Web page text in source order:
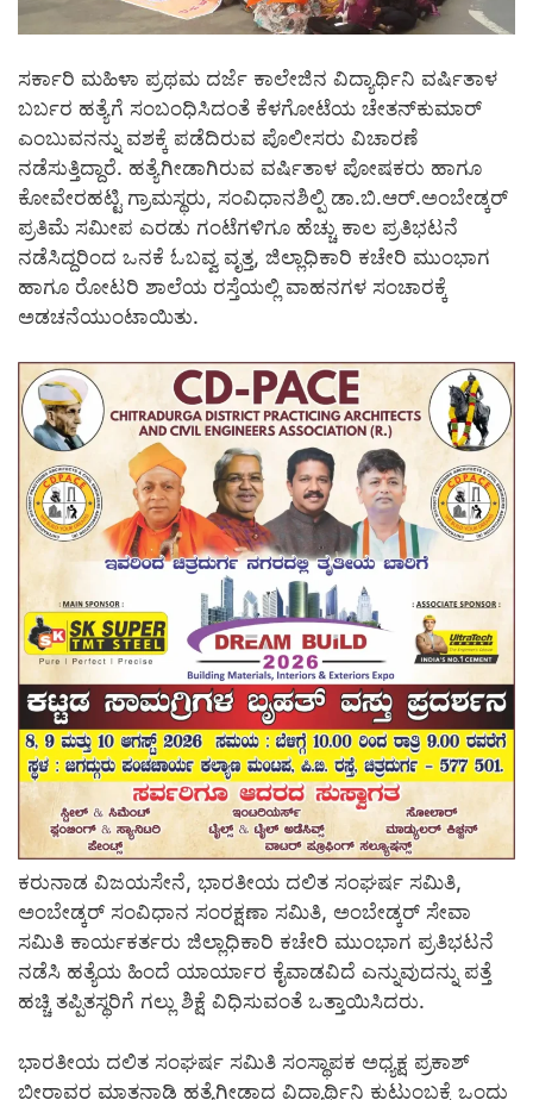
ಸರ್ಕಾರಿ ಮಹಿಳಾ ಪ್ರಥಮ ದರ್ಜೆ ಕಾಲೇಜಿನ ವಿದ್ಯಾರ್ಥಿನಿ ವರ್ಷಿತಾಳ
ಬರ್ಬರ ಹತ್ಯೆಗೆ ಸಂಬಂಧಿಸಿದಂತೆ ಕೆಳಗೋಟೆಯ ಚೇತನ್‍ಕುಮಾರ್
ಎಂಬುವನನ್ನು ವಶಕ್ಕೆ ಪಡೆದಿರುವ ಪೊಲೀಸರು ವಿಚಾರಣೆ
ನಡೆಸುತ್ತಿದ್ದಾರೆ. ಹತ್ಯೆಗೀಡಾಗಿರುವ ವರ್ಷಿತಾಳ ಪೋಷಕರು ಹಾಗೂ
ಕೋವೇರಹಟ್ಟಿ ಗ್ರಾಮಸ್ಥರು, ಸಂವಿಧಾನಶಿಲ್ಪಿ ಡಾ.ಬಿ.ಆರ್.ಅಂಬೇಡ್ಕರ್
ಪ್ರತಿಮೆ ಸಮೀಪ ಎರಡು ಗಂಟೆಗಳಿಗೂ ಹೆಚ್ಚು ಕಾಲ ಪ್ರತಿಭಟನೆ
ನಡೆಸಿದ್ದರಿಂದ ಒನಕೆ ಓಬವ್ವ ವೃತ್ತ, ಜಿಲ್ಲಾಧಿಕಾರಿ ಕಚೇರಿ ಮುಂಭಾಗ
ಹಾಗೂ ರೋಟರಿ ಶಾಲೆಯ ರಸ್ತೆಯಲ್ಲಿ ವಾಹನಗಳ ಸಂಚಾರಕ್ಕೆ
ಅಡಚನೆಯುಂಟಾಯಿತು.
ಕರುನಾಡ ವಿಜಯಸೇನೆ, ಭಾರತೀಯ ದಲಿತ ಸಂಘರ್ಷ ಸಮಿತಿ,
ಅಂಬೇಡ್ಕರ್ ಸಂವಿಧಾನ ಸಂರಕ್ಷಣಾ ಸಮಿತಿ, ಅಂಬೇಡ್ಕರ್ ಸೇವಾ
ಸಮಿತಿ ಕಾರ್ಯಕರ್ತರು ಜಿಲ್ಲಾಧಿಕಾರಿ ಕಚೇರಿ ಮುಂಭಾಗ ಪ್ರತಿಭಟನೆ
ನಡೆಸಿ ಹತ್ಯೆಯ ಹಿಂದೆ ಯಾರ್ಯಾರ ಕೈವಾಡವಿದೆ ಎನ್ನುವುದನ್ನು ಪತ್ತೆ
ಹಚ್ಚಿ ತಪ್ಪಿತಸ್ಥರಿಗೆ ಗಲ್ಲು ಶಿಕ್ಷೆ ವಿಧಿಸುವಂತೆ ಒತ್ತಾಯಿಸಿದರು.
ಭಾರತೀಯ ದಲಿತ ಸಂಘರ್ಷ ಸಮಿತಿ ಸಂಸ್ಥಾಪಕ ಅಧ್ಯಕ್ಷ ಪ್ರಕಾಶ್
ಬೀರಾವರ ಮಾತನಾಡಿ ಹತ್ಯೆಗೀಡಾದ ವಿದ್ಯಾರ್ಥಿನಿ ಕುಟುಂಬಕ್ಕೆ ಒಂದು